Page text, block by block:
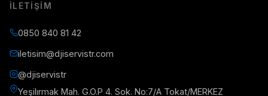
İLETIŞIM
0850 840 81 42
iletisim@djiservistr.com
@djiservistr
Yeşilırmak Mah. G.O.P 4. Sok. No:7/A Tokat/MERKEZ